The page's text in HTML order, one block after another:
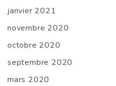
janvier 2021
novembre 2020
octobre 2020
septembre 2020
mars 2020